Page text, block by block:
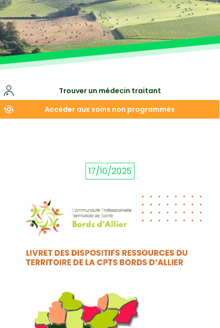
Trouver un médecin traitant
Accéder aux soins non programmés
17/10/2025